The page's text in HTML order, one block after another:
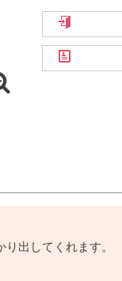
出してくれます。